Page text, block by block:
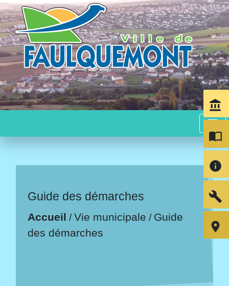
menu
Guide des démarches
Accueil /Vie municipale / Guide
des démarches
account_balance
import_contacts
info
build
room